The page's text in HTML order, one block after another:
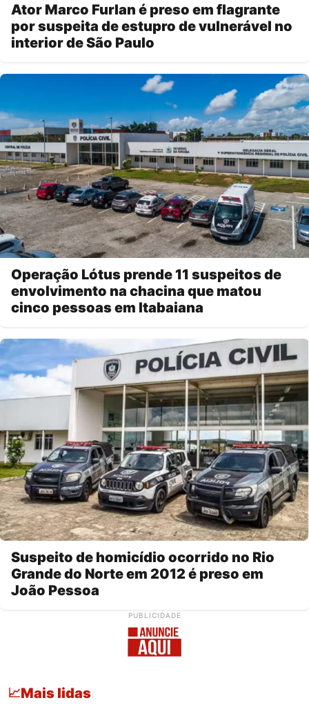
Ator Marco Furlan é preso em flagrante
por suspeita de estupro de vulnerável no
interior de São Paulo
Operação Lótus prende 11 suspeitos de
envolvimento na chacina que matou
cinco pessoas em Itabaiana
Suspeito de homicídio ocorrido no Rio
Grande do Norte em 2012 é preso em
João Pessoa
PUBLICIDADE
📈Mais lidas